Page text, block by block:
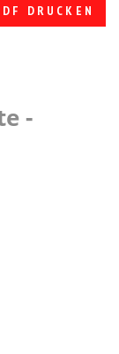
DRUCKEN
-